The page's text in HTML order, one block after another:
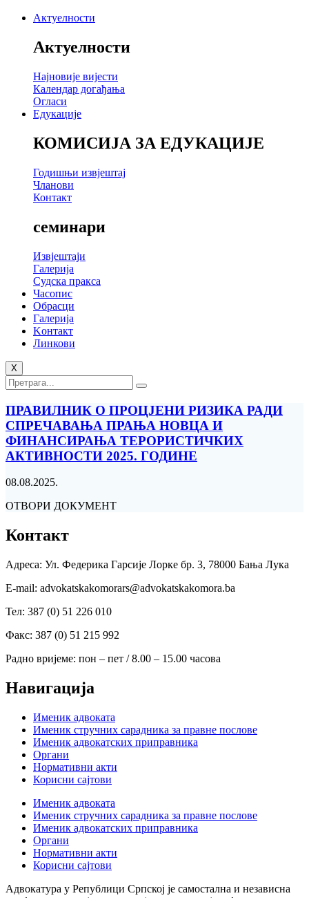
Актуелности
Актуелности
Најновије вијести
Календар догађања
Огласи
Едукације
КОМИСИЈА ЗА ЕДУКАЦИЈЕ
Годишњи извјештај
Чланови
Контакт
семинари
Извјештаји
Галерија
Судска пракса
Часопис
Обрасци
Галерија
Kонтакт
Линкови
X
ПРАВИЛНИК О ПРОЦЈЕНИ РИЗИКА РАДИ
СПРЕЧАВАЊА ПРАЊА НОВЦА И
ФИНАНСИРАЊА ТЕРОРИСТИЧКИХ
АКТИВНОСТИ 2025. ГОДИНЕ
08.08.2025.
ОТВОРИ ДОКУМЕНТ
Контакт
Адреса: Ул. Федерика Гарсије Лорке бр. 3, 78000 Бања Лука
Е-mail: advokatskakomorars@advokatskakomora.ba
Тел: 387 (0) 51 226 010
Факс: 387 (0) 51 215 992
Радно вријеме: пон – пет / 8.00 – 15.00 часова
Навигација
Именик адвоката
Именик стручних сарадника за правне послове
Именик адвокатских приправника
Органи
Нормативни акти
Корисни сајтови
Именик адвоката
Именик стручних сарадника за правне послове
Именик адвокатских приправника
Органи
Нормативни акти
Корисни сајтови
Адвокатура у Републици Српској је самостална и независна